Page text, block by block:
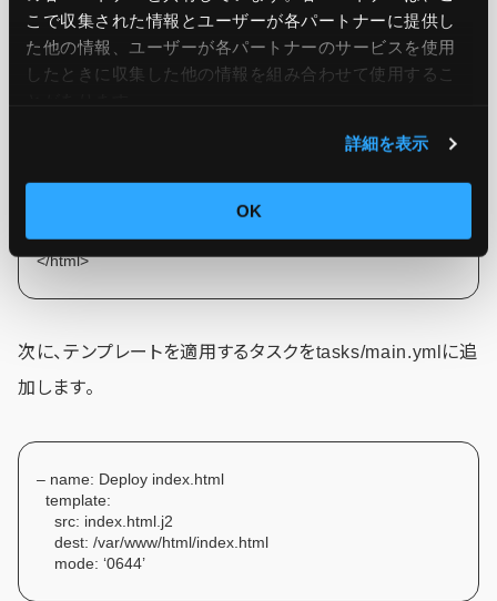
こで収集された情報とユーザーが各パートナーに提供し
た他の情報、ユーザーが各パートナーのサービスを使用
したときに収集した他の情報を組み合わせて使用​​するこ
詳細を表示
OK
以下の内容を記述します。
<h1>Welcome to {{ server_name }}</h1>
</body>
</html>
次に、テンプレートを適用するタスクをtasks/main.ymlに追
加します。
– name: Deploy index.html
template:
src: index.html.j2
dest: /var/www/html/index.html
mode: ‘0644’